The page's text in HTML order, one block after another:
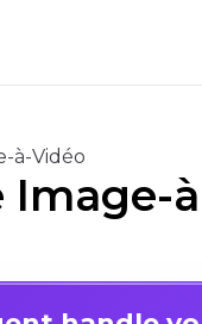
à-Vidéo
Image-